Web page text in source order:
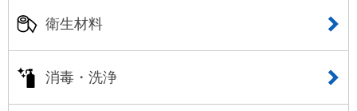
衛生材料
消毒・洗浄